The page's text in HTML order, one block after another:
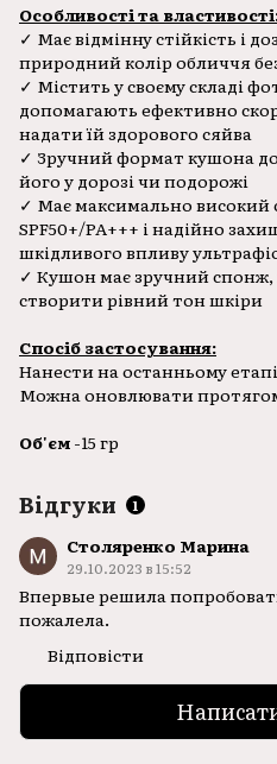
Особливості та
✓ Має відмінну стійкість і
природний колір обличчя
✓ Містить у своєму складі
допомагають ефективно
надати їй здорового сяйва
✓ Зручний формат кушона
його у дорозі чи подорожі
✓ Має максимально високий
SPF50+/PA+++ і надійно
шкідливого впливу
✓ Кушон має зручний
створити рівний тон шкіри
Спосіб застосування:
Нанести на останньому
Можна оновлювати
Об'єм -15 гр
Відгуки 1
Столяренко Марина
29.10.2023 в 15:52
Впервые решила
пожалела.
Відповісти